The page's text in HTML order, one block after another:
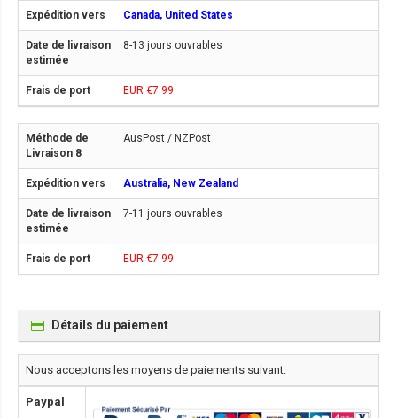
Canada, United States
8-13 jours ouvrables
EUR €7.99
AusPost / NZPost
Australia, New Zealand
7-11 jours ouvrables
EUR €7.99
Détails du paiement
Nous acceptons les moyens de paiements suivant:
Paypal